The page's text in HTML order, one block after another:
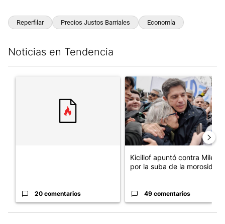
Reperfilar Precios Justos Barriales Economía
Noticias en Tendencia
Un artículo de tendencia con el título "" con 20 comentarios.
20 comentarios
Un artículo de tendencia con
Kicillof apuntó contra Milei
por la suba de la morosida...
49 comentarios